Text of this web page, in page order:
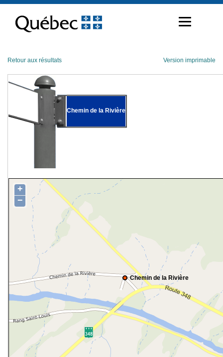
contenu
Retour aux résultats Version imprimable
Chemin de la Rivière
Chemin de la Rivière
+
−